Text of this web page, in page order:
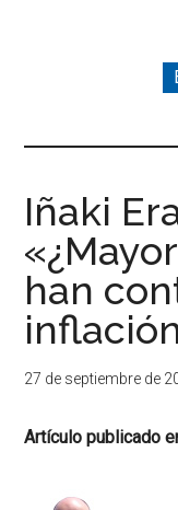
Iñaki
han
27 de septiembre de
Artículo publicado